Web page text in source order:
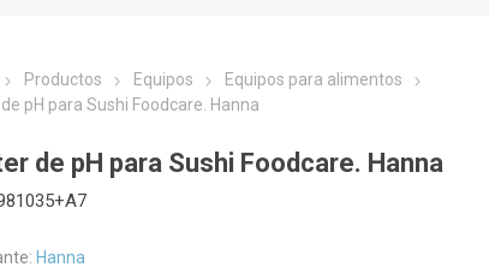
Productos Equipos
Equipos para alimentos
pH para Sushi Foodcare. Hanna
de pH para Sushi Foodcare. Hanna
Hanna